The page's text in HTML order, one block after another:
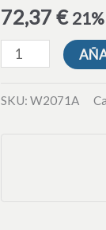
72,37 €
cantidad
SKU: W2071A